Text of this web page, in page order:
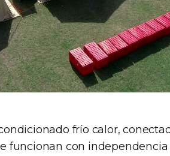
frío calor,
funcionan con